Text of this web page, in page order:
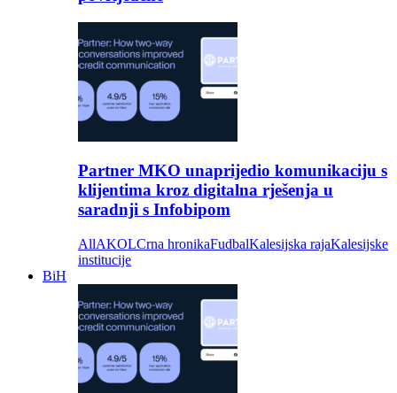
Partner MKO unaprijedio komunikaciju s
klijentima kroz digitalna rješenja u
saradnji s Infobipom
AllAKOLCrna hronikaFudbalKalesijska rajaKalesijske
institucije
BiH